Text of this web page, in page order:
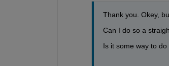
Thank you. Okey,
Can I do so a
Is it some way to